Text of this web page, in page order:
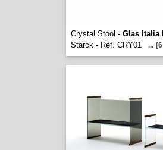
Crystal Stool - Glas Italia
Starck - Réf. CRY01
...